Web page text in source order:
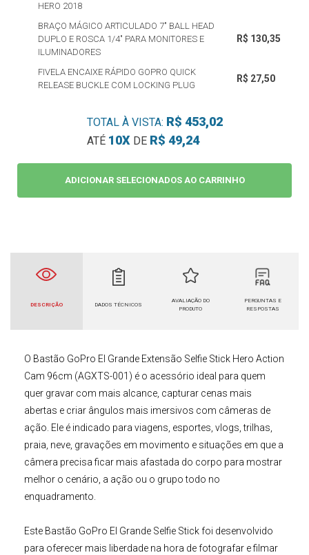
HERO 2018
BRAÇO MÁGICO ARTICULADO 7" BALL HEAD
DUPLO E ROSCA 1/4" PARA MONITORES E
ILUMINADORES
R$ 130,35
FIVELA ENCAIXE RÁPIDO GOPRO QUICK
RELEASE BUCKLE COM LOCKING PLUG
R$ 27,50
ADICIONAR SELECIONADOS AO CARRINHO
TOTAL À VISTA: R$ 453,02
ATÉ 10XDE R$ 49,24
DESCRIÇÃO DADOS TÉCNICOS
AVALIAÇÃO DO
PRODUTO
PERGUNTAS E
RESPOSTAS
O Bastão GoPro El Grande Extensão Selfie Stick Hero Action
Cam 96cm (AGXTS-001) é o acessório ideal para quem
quer gravar com mais alcance, capturar cenas mais
abertas e criar ângulos mais imersivos com câmeras de
ação. Ele é indicado para viagens, esportes, vlogs, trilhas,
praia, neve, gravações em movimento e situações em que a
câmera precisa ficar mais afastada do corpo para mostrar
melhor o cenário, a ação ou o grupo todo no
enquadramento.
Este Bastão GoPro El Grande Selfie Stickfoi desenvolvido
para oferecer mais liberdade na hora de fotografar e filmar